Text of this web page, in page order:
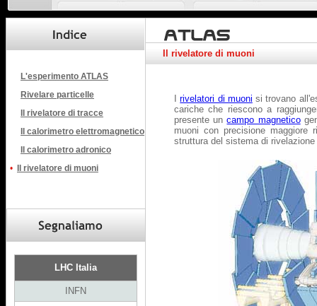
Il rivelatore di muoni
Irivelatori di muoni si trovano
cariche che riescono a
presente uncampo magnetico
muoni con precisione
struttura del sistema di
L'esperimento ATLAS
Rivelare particelle
Il rivelatore di tracce
Il calorimetro elettromagnetico
Il calorimetro adronico
•
Il rivelatore di muoni
LHC Italia
INFN